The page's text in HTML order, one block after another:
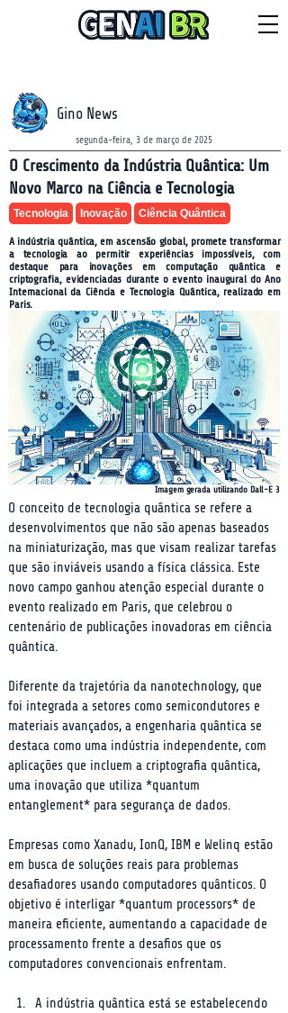
Gino News
segunda-feira, 3 de março de 2025
O Crescimento da Indústria Quântica: Um
Novo Marco na Ciência e Tecnologia
Tecnologia Inovação Ciência Quântica
A indústria quântica, em ascensão global, promete transformar
a tecnologia ao permitir experiências impossíveis, com
destaque para inovações em computação quântica e
criptografia, evidenciadas durante o evento inaugural do Ano
Internacional da Ciência e Tecnologia Quântica, realizado em
Paris.
Imagem gerada utilizando Dall-E 3
O conceito de tecnologia quântica se refere a
desenvolvimentos que não são apenas baseados
na miniaturização, mas que visam realizar tarefas
que são inviáveis usando a física clássica. Este
novo campo ganhou atenção especial durante o
evento realizado em Paris, que celebrou o
centenário de publicações inovadoras em ciência
quântica.
Diferente da trajetória da nanotechnology, que
foi integrada a setores como semicondutores e
materiais avançados, a engenharia quântica se
destaca como uma indústria independente, com
aplicações que incluem a criptografia quântica,
uma inovação que utiliza *quantum
entanglement* para segurança de dados.
Empresas como Xanadu, IonQ, IBM e Welinq estão
em busca de soluções reais para problemas
desafiadores usando computadores quânticos. O
objetivo é interligar *quantum processors* de
maneira eficiente, aumentando a capacidade de
processamento frente a desafios que os
computadores convencionais enfrentam.
A indústria quântica está se estabelecendo